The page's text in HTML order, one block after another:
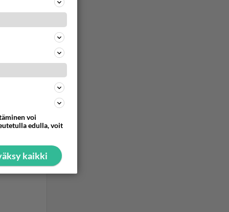
voi
edulla, voit
kaikki